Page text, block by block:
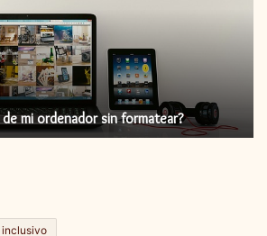
mi ordenador sin formatear?